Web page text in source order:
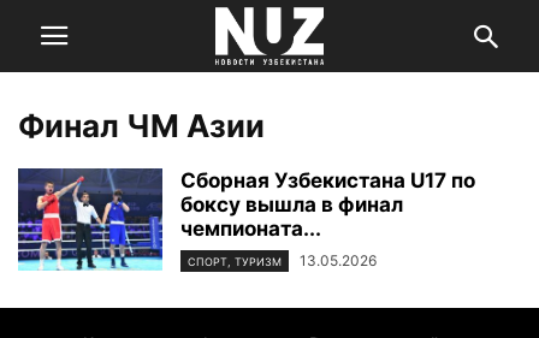
Финал ЧМ Азии
Сборная Узбекистана U17 по
боксу вышла в финал
чемпионата...
СПОРТ, ТУРИЗМ 13.05.2026